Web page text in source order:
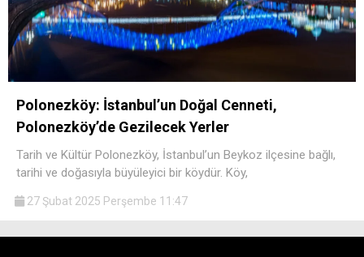
Polonezköy: İstanbul’un Doğal Cenneti,
Polonezköy’de Gezilecek Yerler
Tarih ve Kültür Polonezköy, İstanbul’un Beykoz ilçesine bağlı,
tarihi ve doğasıyla büyüleyici bir köydür. Köy,
27 Şubat 2025 Perşembe 11:47